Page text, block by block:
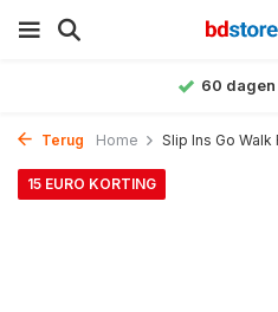
60 dagen
Terug Home Slip Ins Go Walk
15 EURO KORTING